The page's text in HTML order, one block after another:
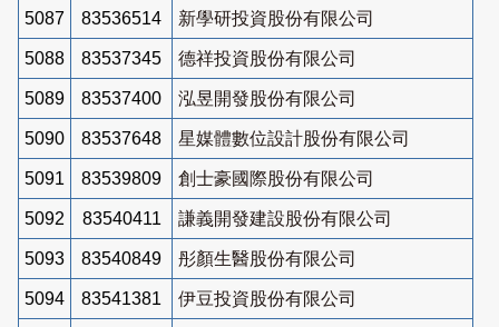
5087 83536514 新學研投資股份有限公司
5088 83537345 德祥投資股份有限公司
5089 83537400 泓昱開發股份有限公司
5090 83537648 星媒體數位設計股份有限公司
5091 83539809 創士豪國際股份有限公司
5092 83540411 謙義開發建設股份有限公司
5093 83540849 彤顏生醫股份有限公司
5094 83541381 伊豆投資股份有限公司